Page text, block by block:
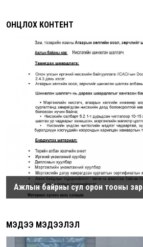
ОНЦЛОХ КОНТЕНТ
Ажлын байрны сул орон тооны зар
МЭДЭЭ МЭДЭЭЛЭЛ